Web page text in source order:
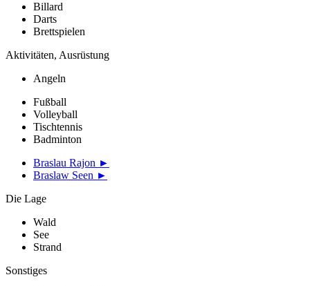
Billard
Darts
Brettspielen
Aktivitäten, Ausrüstung
Angeln
Fußball
Volleyball
Tischtennis
Badminton
Braslau Rajon ►
Braslaw Seen ►
Die Lage
Wald
See
Strand
Sonstiges